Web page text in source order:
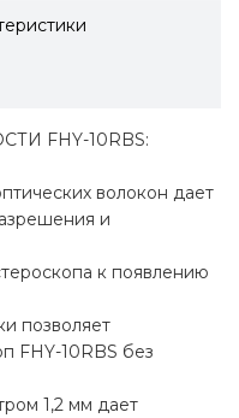
FHY-10RBS:
волокон дает
и
к появлению
позволяет
FHY-10RBS без
1,2 мм дает